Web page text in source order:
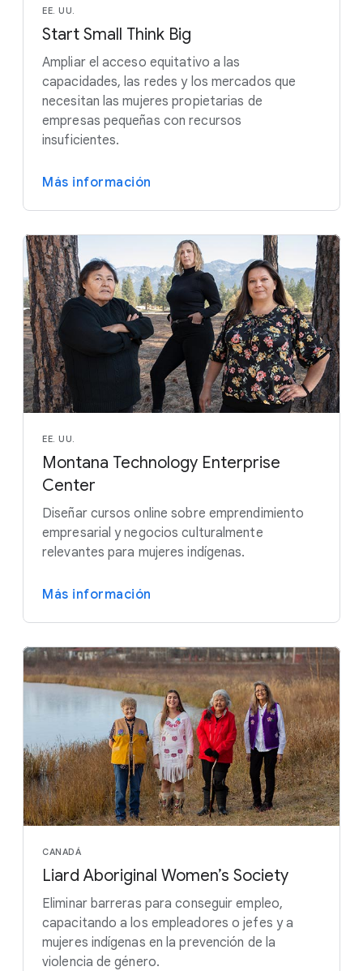
EE. UU.
Start Small Think Big
Ampliar el acceso equitativo a las
capacidades, las redes y los mercados que
necesitan las mujeres propietarias de
empresas pequeñas con recursos
insuficientes.
Más información
EE. UU.
Montana Technology Enterprise
Center
Diseñar cursos online sobre emprendimiento
empresarial y negocios culturalmente
relevantes para mujeres indígenas.
Más información
CANADÁ
Liard Aboriginal Women’s Society
Eliminar barreras para conseguir empleo,
capacitando a los empleadores o jefes y a
mujeres indígenas en la prevención de la
violencia de género.